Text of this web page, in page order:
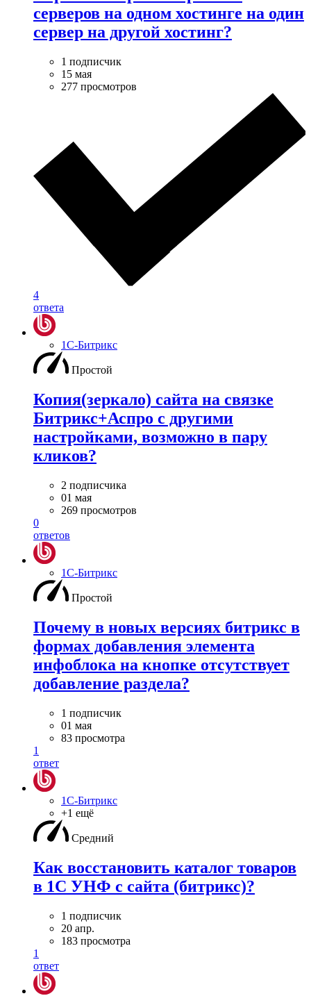
серверов на одном хостинге на один
сервер на другой хостинг?
1 подписчик
15 мая
277 просмотров
4
ответа
1С-Битрикс
Простой
Копия(зеркало) сайта на связке
Битрикс+Аспро с другими
настройками, возможно в пару
кликов?
2 подписчика
01 мая
269 просмотров
0
ответов
1С-Битрикс
Простой
Почему в новых версиях битрикс в
формах добавления элемента
инфоблока на кнопке отсутствует
добавление раздела?
1 подписчик
01 мая
83 просмотра
1
ответ
1С-Битрикс
+1 ещё
Средний
Как восстановить каталог товаров
в 1С УНФ с сайта (битрикс)?
1 подписчик
20 апр.
183 просмотра
1
ответ